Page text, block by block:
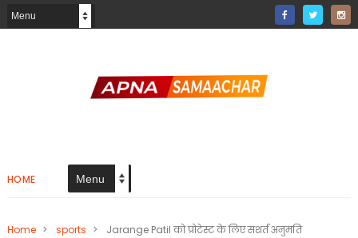
HOME
Home > sports > Jarange Patil को प्रोटेस्ट के लिए सशर्त अनुमति